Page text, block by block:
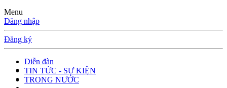
Menu
Đăng nhập
Đăng ký
Diễn đàn
TIN TỨC - SỰ KIỆN
TRONG NƯỚC